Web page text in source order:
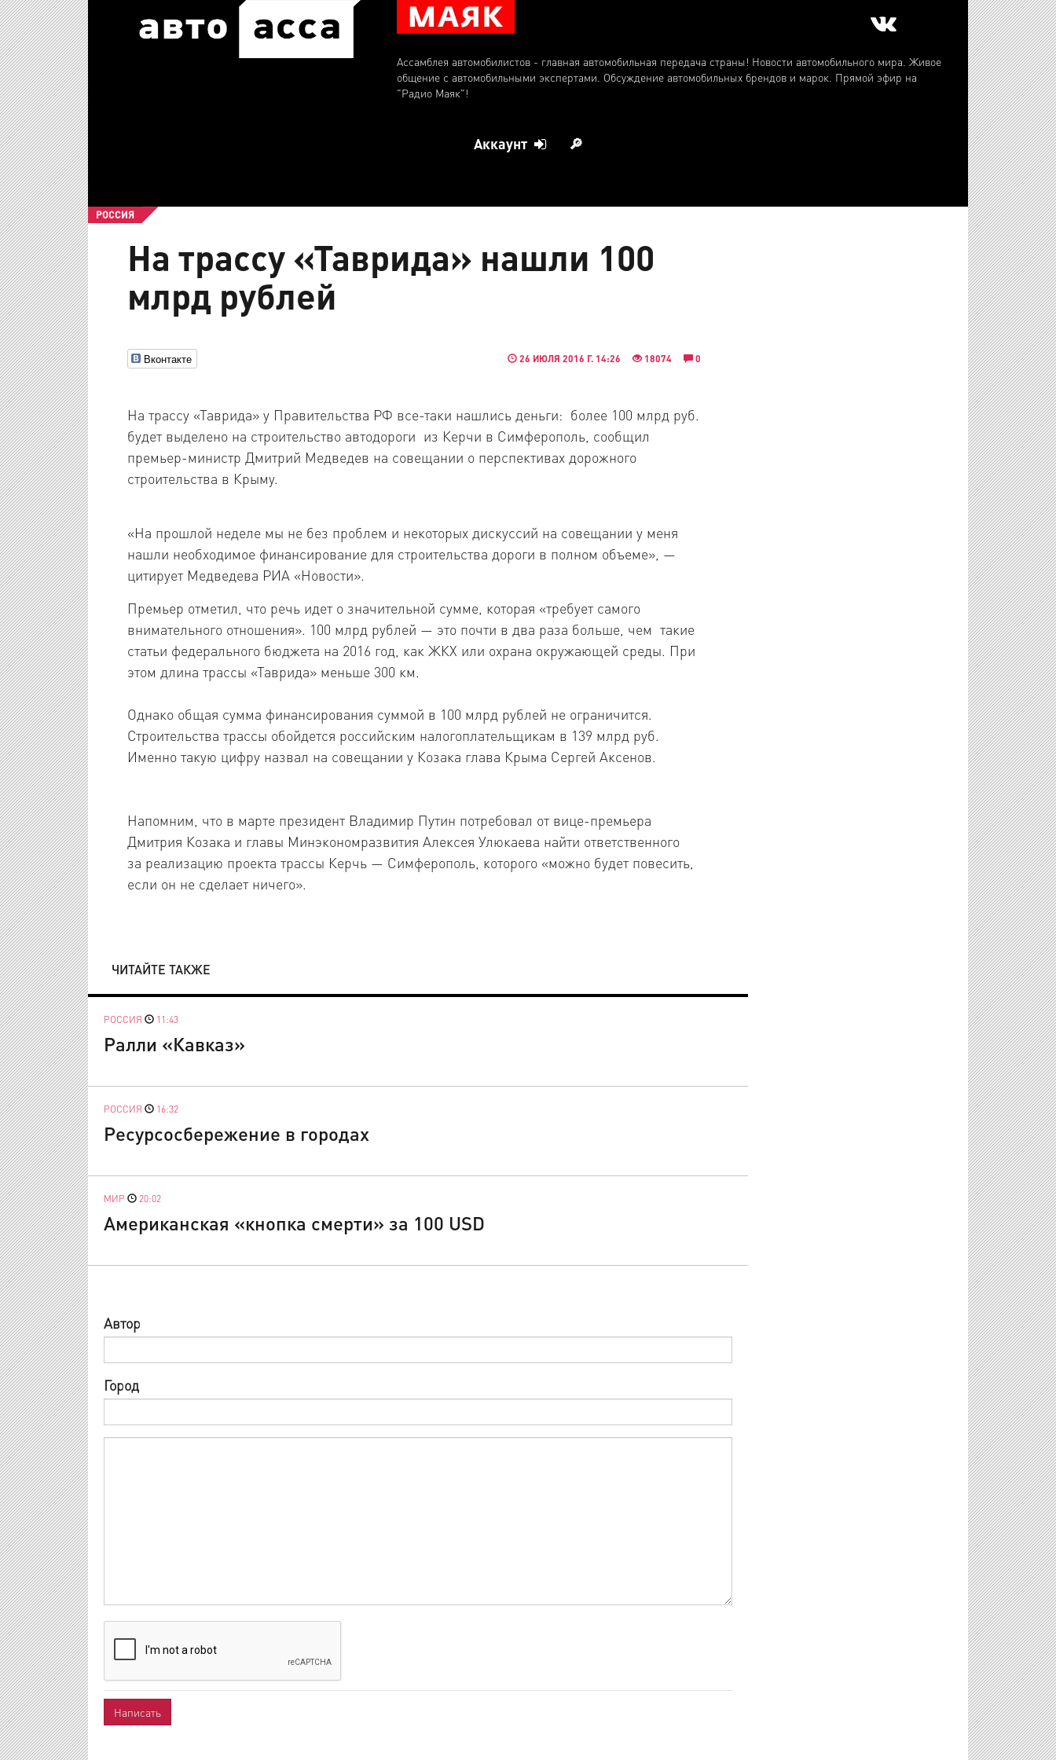
Ассамблея автомобилистов - главная автомобильная передача страны! Новости автомобильного мира. Живое
общение с автомобильными экспертами. Обсуждение автомобильных брендов и марок. Прямой эфир на
"Радио Маяк"!
Аккаунт 🔎
РОССИЯ
На трассу «Таврида» нашли 100
млрд рублей
Вконтакте 26 ИЮЛЯ 2016 Г. 14:26 18074 0
На трассу «Таврида» у Правительства РФ все-таки нашлись деньги: более 100 млрд руб.
будет выделено на строительство автодороги из Керчи в Симферополь, сообщил
премьер-министр Дмитрий Медведев на совещании о перспективах дорожного
строительства в Крыму.
«На прошлой неделе мы не без проблем и некоторых дискуссий на совещании у меня
нашли необходимое финансирование для строительства дороги в полном объеме», —
цитирует Медведева РИА «Новости».
Премьер отметил, что речь идет о значительной сумме, которая «требует самого
внимательного отношения». 100 млрд рублей — это почти в два раза больше, чем такие
статьи федерального бюджета на 2016 год, как ЖКХ или охрана окружающей среды. При
этом длина трассы «Таврида» меньше 300 км.
Однако общая сумма финансирования суммой в 100 млрд рублей не ограничится.
Строительства трассы обойдется российским налогоплательщикам в 139 млрд руб.
Именно такую цифру назвал на совещании у Козака глава Крыма Сергей Аксенов.
Напомним, что в марте президент Владимир Путин потребовал от вице-премьера
Дмитрия Козака и главы Минэкономразвития Алексея Улюкаева найти ответственного
за реализацию проекта трассы Керчь — Симферополь, которого «можно будет повесить,
если он не сделает ничего».
ЧИТАЙТЕ ТАКЖЕ
РОССИЯ 11:43
Ралли «Кавказ»
РОССИЯ 16:32
Ресурсосбережение в городах
МИР 20:02
Американская «кнопка смерти» за 100 USD
Автор
Город